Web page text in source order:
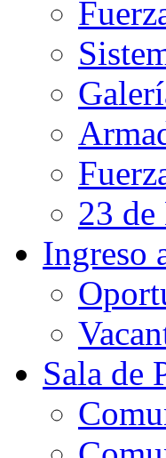
23
Ingreso
Sala de